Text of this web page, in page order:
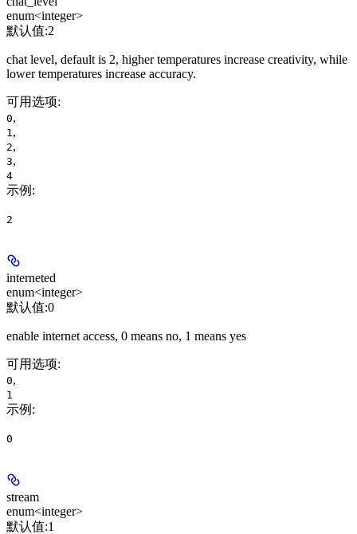
enum<integer>
默认值:2
chat level, default is 2, higher temperatures increase creativity, while
lower temperatures increase accuracy.
可用选项:
0,
1 ,
2,
3,
4
示例 :
2
interneted
enum<integer>
默认值:0
enable internet access, 0 means no, 1 means yes
可用选项:
0,
1
示例 :
0
stream
enum<integer>
默认值:1